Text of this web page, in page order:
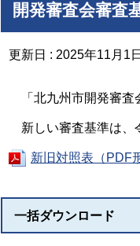
開発審査会審査
更新日 : 2025年11月1日
「北九州市開発審査
新しい審査基準は、
新旧対照表（PDF
一括ダウンロード